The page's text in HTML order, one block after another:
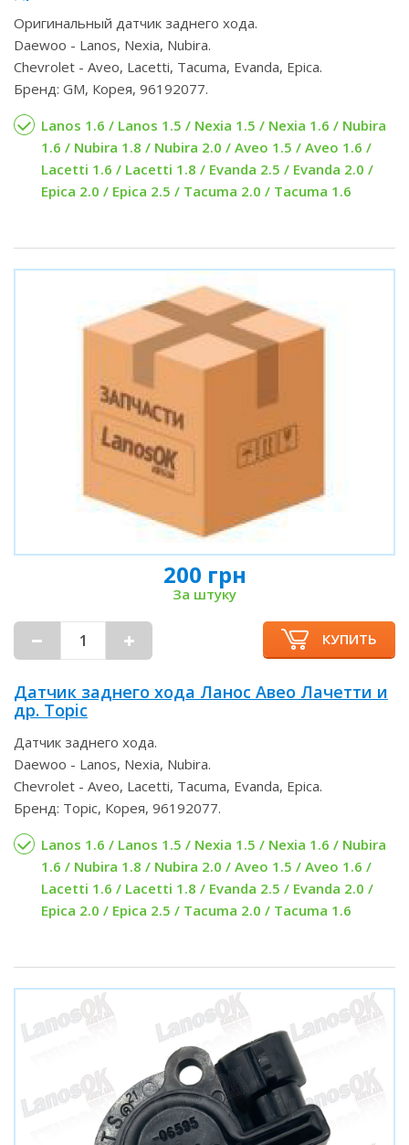
Оригинальный датчик заднего хода.
Daewoo - Lanos, Nexia, Nubira.
Chevrolet - Aveo, Lacetti, Tacuma, Evanda, Epica.
Бренд: GM, Корея, 96192077.
Lanos 1.6 / Lanos 1.5 / Nexia 1.5 / Nexia 1.6 / Nubira
1.6 / Nubira 1.8 / Nubira 2.0 / Aveo 1.5 / Aveo 1.6 /
Lacetti 1.6 / Lacetti 1.8 / Evanda 2.5 / Evanda 2.0 /
Epica 2.0 / Epica 2.5 / Tacuma 2.0 / Tacuma 1.6
200 грн
За штуку
КУПИТЬ
Датчик заднего хода Ланос Авео Лачетти и
др. Topic
Датчик заднего хода.
Daewoo - Lanos, Nexia, Nubira.
Chevrolet - Aveo, Lacetti, Tacuma, Evanda, Epica.
Бренд: Topic, Корея, 96192077.
Lanos 1.6 / Lanos 1.5 / Nexia 1.5 / Nexia 1.6 / Nubira
1.6 / Nubira 1.8 / Nubira 2.0 / Aveo 1.5 / Aveo 1.6 /
Lacetti 1.6 / Lacetti 1.8 / Evanda 2.5 / Evanda 2.0 /
Epica 2.0 / Epica 2.5 / Tacuma 2.0 / Tacuma 1.6